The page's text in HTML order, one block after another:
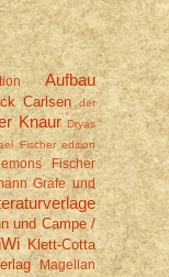
Aufbau
Carlsen
der
Knaur Dryas
Fischer edition
emons Fischer
Gräfe und
und Campe /
Klett-Cotta
Magellan